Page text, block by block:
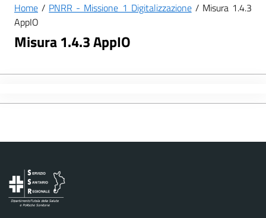
Home / PNRR - Missione 1 Digitalizzazione/ Misura 1.4.3
AppIO
Misura 1.4.3 AppIO